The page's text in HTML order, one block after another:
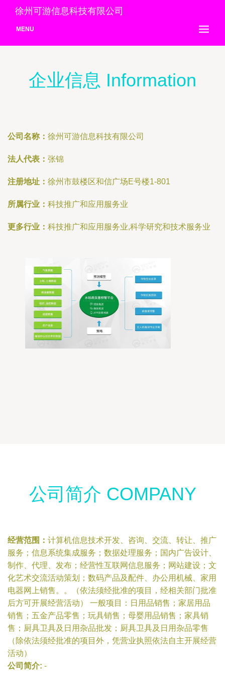
徐州可游信息科技有限公司
MENU
企业信息 Information
公司名称： 徐州可游信息科技有限公司
法人代表： 张锦
注册地址： 徐州市鼓楼区和信广场E号楼1-801
所属行业： 科技推广和应用服务业
更多行业： 科技推广和应用服务业,科学研究和技术服务业
公司简介 COMPANY
经营范围： 计算机信息技术开发、咨询、交流、转让、推广
服务；信息系统集成服务；数据处理服务；国内广告设计、
制作、代理、发布；经营性互联网信息服务；网站建设；文
化艺术交流活动策划；数码产品及配件、办公用机械、家用
电器网上销售。。（依法须经批准的项目，经相关部门批准
后方可开展经营活动） 一般项目：日用品销售；家居用品
销售；五金产品零售；玩具销售；母婴用品销售；家具销
售；厨具卫具及日用杂品批发；厨具卫具及日用杂品零售
（除依法须经批准的项目外，凭营业执照依法自主开展经营
活动）
公司简介: -